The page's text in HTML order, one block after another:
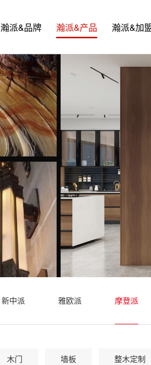
瀚派&品牌 瀚派&产品 瀚派&加
新中派 雅欧派 摩登派
木门 墙板 整木定制